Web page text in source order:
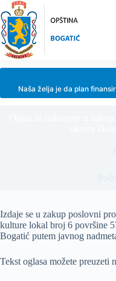
Skip
to
content
Naša želja je da plan
Izdaje se u zakup poslovni
kulture lokal broj 6 površine
Bogatić putem javnog
Tekst oglasa možete preuzeti